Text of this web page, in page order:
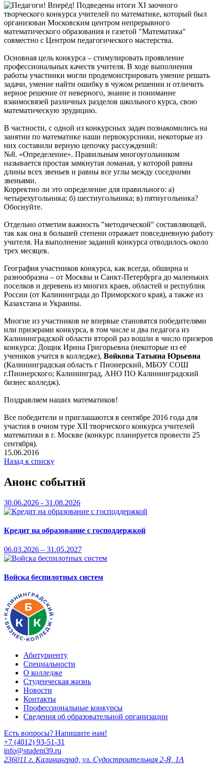
Подведены итоги XI заочного
творческого конкурса учителей по математике, который был
организован Московским центром непрерывного
математического образования и газетой "Математика"
совместно с Центром педагогического мастерства.
Основная цель конкурса – стимулировать проявление
профессиональных качеств учителя. В ходе выполнения
работы участники могли продемонстрировать умение решать
задачи, умение найти ошибку в чужом решении и отличить
верное решение от неверного, знание и понимание
взаимосвязей различных разделов школьного курса, свою
математическую эрудицию.
В частности, с одной из конкурсных задач познакомились на
занятии по математике наши первокурсники, некоторые из
них составили верную цепочку рассуждений:
№8. «Определение». Правильным многоугольником
называется простая замкнутая ломаная, у которой равны
длины всех звеньев и равны все углы между соседними
звеньями.
Корректно ли это определение для правильного: а)
четырехугольника; б) шестиугольника; в) пятиугольника?
Обоснуйте.
Отдельно отметим важность "методической" составляющей,
так как она в большей степени отражает повседневную работу
учителя. На выполнение заданий конкурса отводилось около
трех месяцев.
География участников конкурса, как всегда, обширна и
разнообразна – от Москвы и Санкт-Петербурга до маленьких
поселков и деревень из многих краев, областей и республик
России (от Калининграда до Приморского края), а также из
Казахстана и Украины.
Многие из участников не впервые становятся победителями
или призерами конкурса, в том числе и два педагога из
Калининградской области второй раз вошли в число призеров
конкурса: Дощик Ирина Григорьевна (некоторые из её
учеников учатся в колледже), Войкова Татьяна Юрьевна
(Калининградская область г Пионерский, МБОУ СОШ
г.Пионерского; Калининград, АНО ПО Калининградский
бизнес колледж).
Поздравляем наших математиков!
Все победители и приглашаются в сентябре 2016 года для
участия в очном туре XII творческого конкурса учителей
математики в г. Москве (конкурс планируется провести 25
сентября).
15.06.2016
Назад к списку
Анонс событий
30.06.2026 - 31.08.2026
Кредит на образование с господдержкой
06.03.2026 – 31.05.2027
Войска беспилотных систем
Абитуриенту
Специальности
О колледже
Студенческая жизнь
Новости
Контакты
Профессиональные конкурсы
Сведения об образовательной организации
Есть вопросы? Напишите нам!
+7 (4012) 93-51-31
info@student39.ru
236011 г. Калининград, ул. Судостроительная 2-Я, 1А